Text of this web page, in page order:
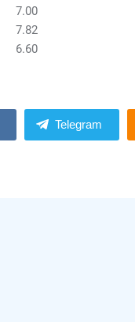
7.00
7.82
6.60
Telegram